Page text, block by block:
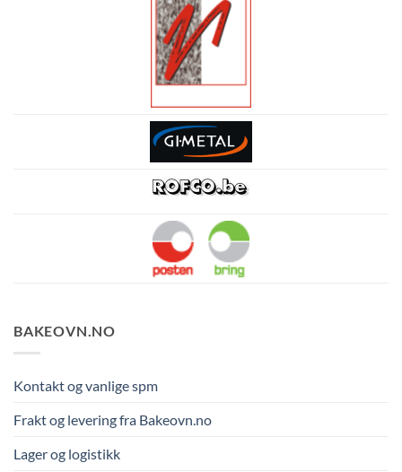
BAKEOVN.NO
Kontakt og vanlige spm
Frakt og levering fra Bakeovn.no
Lager og logistikk